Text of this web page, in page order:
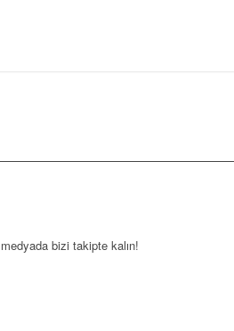
bizi takipte kalın!